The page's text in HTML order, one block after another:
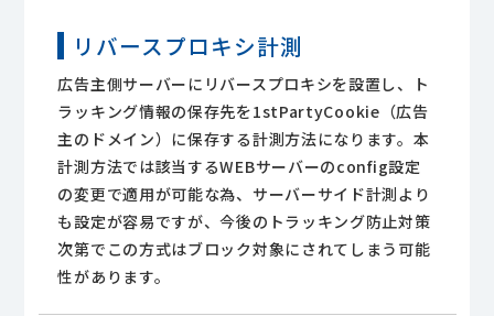
リバースプロキシ計測
広告主側サーバーにリバースプロキシを設置し、ト
ラッキング情報の保存先を1stPartyCookie（広告
主のドメイン）に保存する計測方法になります。本
計測方法では該当するWEBサーバーのconfig設定
の変更で適用が可能な為、サーバーサイド計測より
も設定が容易ですが、今後のトラッキング防止対策
次第でこの方式はブロック対象にされてしまう可能
性があります。